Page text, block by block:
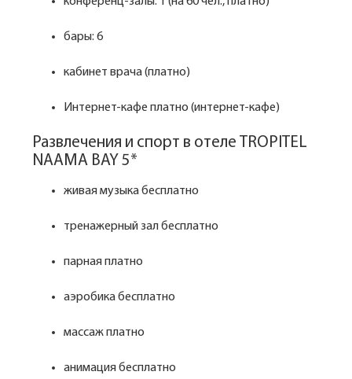
бары: 6
кабинет врача (платно)
Интернет-кафе платно (интернет-кафе)
Развлечения и спорт в отеле TROPITEL
NAAMA BAY 5*
живая музыка бесплатно
тренажерный зал бесплатно
парная платно
аэробика бесплатно
массаж платно
анимация бесплатно